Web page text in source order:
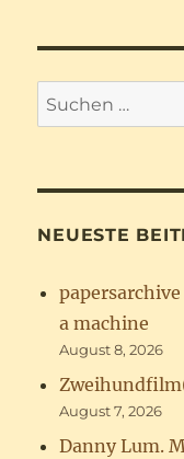
Suchen
nach:
NEUESTE
a machine
August 8, 2026
August 7, 2026
Danny Lum.